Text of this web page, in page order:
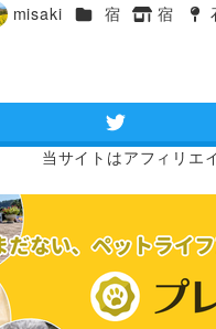
misaki 施設ジャンル
宿
タグ
宿
タグ
当サイトはアフィリエ